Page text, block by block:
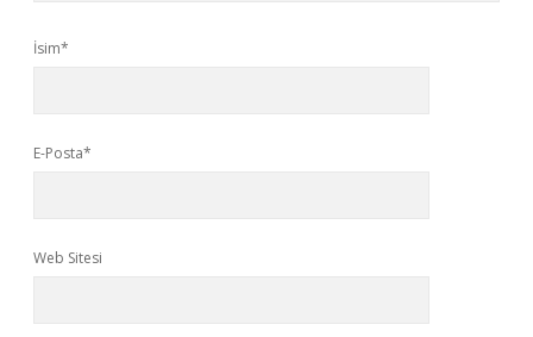
İsim*
E-Posta*
Web Sitesi